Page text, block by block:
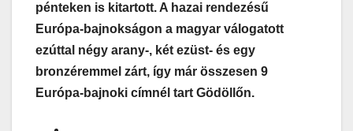
pénteken is kitartott. A hazai rendezésű
Európa-bajnokságon a magyar válogatott
ezúttal négy arany-, két ezüst- és egy
bronzéremmel zárt, így már összesen 9
Európa-bajnoki címnél tart Gödöllőn.